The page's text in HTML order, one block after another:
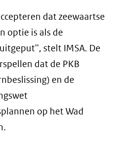
dat zeewaartse
optie is als de
stelt IMSA. De
dat de PKB
en de
op het Wad